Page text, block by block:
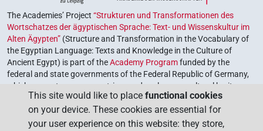
The Academies’ Project “Strukturen und Transformationen des
Wortschatzes der ägyptischen Sprache: Text- und Wissenskultur im
Alten Ägypten” (Structure and Transformation in the Vocabulary of
the Egyptian Language: Texts and Knowledge in the Culture of
Ancient Egypt) is part of theAcademy Programfunded by the
federal and state governments of the Federal Republic of Germany,
which serves to preserve, retrieve and explore our cultural heritage.
The program is coordinated by theUnion of the German Academies
of Sciences and Humanities.
This site would like to place functional cookies
on your device. These cookies are essential for
your user experience on this website: they store,